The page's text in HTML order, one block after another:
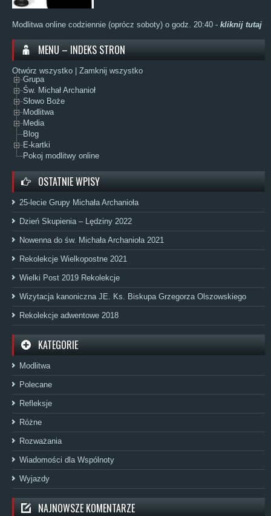
Modlitwa online codziennie (oprócz soboty) o godz. 20:40 - kliknij tutaj
MENU – INDEKS STRON
Otwórz wszystko
Zamknij wszystko
Grupa
Św. Michał Archanioł
Słowo Boże
Modlitwa
Media
Blog
E-kartki
Pokoj modlitwy online
OSTATNIE WPISY
25-lecie Grupy Michała Archanioła
Dzień Skupienia – Lędziny 2022
Nowenna do św. Michała Archanioła 2021
Rekolekcje Wielkopostne 2021
Wielki Post 2019 Rekolekcje
Wizytacja kanoniczna JE. Ks. Biskupa Grzegorza Olszowskiego
Rekolekcje adwentowe 2018
KATEGORIE
Modlitwa
Polecane
Refleksje
Różne
Rozważania
Wiadomości dla Wspólnoty
Wyjazdy
NAJNOWSZE KOMENTARZE